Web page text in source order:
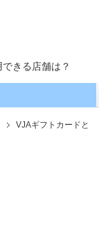
きる店舗は？
VJAギフトカードと